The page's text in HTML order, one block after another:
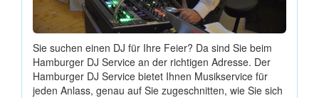
Sie suchen einen DJ für Ihre Feier? Da sind Sie beim
Hamburger DJ Service an der richtigen Adresse. Der
Hamburger DJ Service bietet Ihnen Musikservice für
jeden Anlass, genau auf Sie zugeschnitten, wie Sie sich